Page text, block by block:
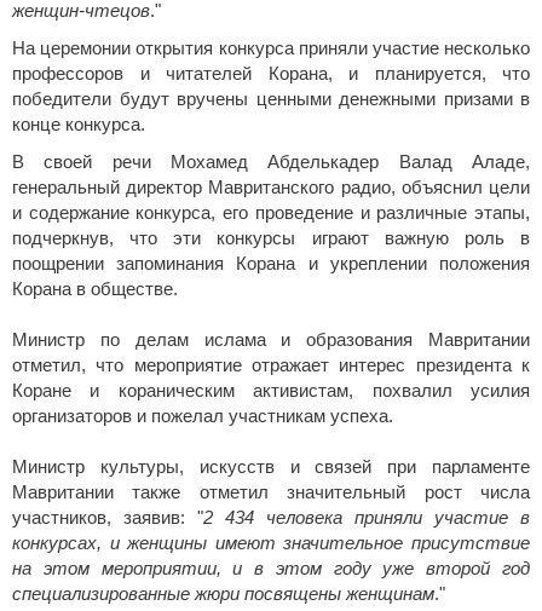
женщин-чтецов."
На церемонии открытия конкурса приняли участие несколько
профессоров и читателей Корана, и планируется, что
победители будут вручены ценными денежными призами в
конце конкурса.
В своей речи Мохамед Абделькадер Валад Аладе,
генеральный директор Мавританского радио, объяснил цели
и содержание конкурса, его проведение и различные этапы,
подчеркнув, что эти конкурсы играют важную роль в
поощрении запоминания Корана и укреплении положения
Корана в обществе.
Министр по делам ислама и образования Мавритании
отметил, что мероприятие отражает интерес президента к
Коране и кораническим активистам, похвалил усилия
организаторов и пожелал участникам успеха.
Министр культуры, искусств и связей при парламенте
Мавритании также отметил значительный рост числа
участников, заявив: "2 434 человека приняли участие в
конкурсах, и женщины имеют значительное присутствие
на этом мероприятии, и в этом году уже второй год
специализированные жюри посвящены женщинам."